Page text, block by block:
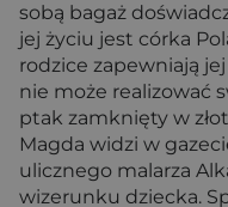
sobą bagaż
jej życiu jest córka
rodzice zapewniają
nie może realizować
ptak zamknięty w
Magda widzi w
ulicznego malarza
wizerunku dziecka.